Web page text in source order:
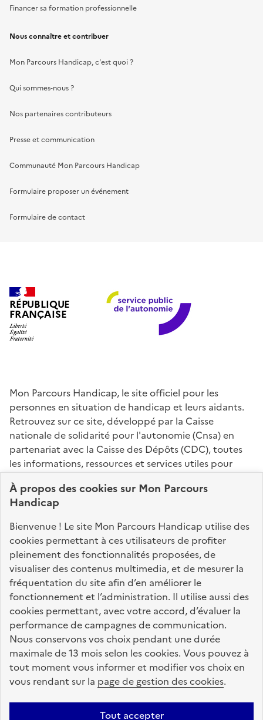
À propos descookiessur Mon Parcours
Handicap
Bienvenue ! Le site Mon Parcours Handicap utilise des
cookies permettant à ces utilisateurs de profiter
pleinement des fonctionnalités proposées, de
visualiser des contenus multimedia, et de mesurer la
fréquentation du site afin d’en améliorer le
fonctionnement et l’administration. Il utilise aussi des
cookies permettant, avec votre accord, d’évaluer la
performance de campagnes de communication.
Nous conservons vos choix pendant une durée
maximale de 13 mois selon les cookies. Vous pouvez à
tout moment vous informer et modifier vos choix en
vous rendant sur la page de gestion des cookies.
Tout accepter
Financer sa formation professionnelle
Nous connaître et contribuer
Mon Parcours Handicap, c'est quoi ?
Qui sommes-nous ?
Nos partenaires contributeurs
Presse et communication
Communauté Mon Parcours Handicap
Formulaire proposer un événement
Formulaire de contact
RÉPUBLIQUE
FRANÇAISE
Mon Parcours Handicap, le site officiel pour les
personnes en situation de handicap et leurs aidants.
Retrouvez sur ce site, développé par la Caisse
nationale de solidarité pour l'autonomie (Cnsa) en
partenariat avec la Caisse des Dépôts (CDC), toutes
les informations, ressources et services utiles pour
connaître vos droits, effectuer vos démarches,
identifier vos interlocuteurs.
Nos sites partenaires
info.gouv.fr service-public.fr legifrance.gouv.fr
data.gouv.fr
Nos partenaires
La Caisse des Dépôts
accompagne les parcours
de vie
Plan du site Accessibilité : totalement conforme Mentions légales